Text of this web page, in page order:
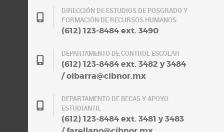
DIRECCIÓN DE ESTUDIOS DE POSGRADO Y
FORMACIÓN DE RECURSOS HUMANOS
(612) 123-8484 ext. 3490
DEPARTAMENTO DE CONTROL ESCOLAR
(612) 123-8484 ext. 3482 y 3484
/ oibarra@cibnor.mx
DEPARTAMENTO DE BECAS Y APOYO
ESTUDIANTIL
(612) 123-8484 ext. 3481 y 3483